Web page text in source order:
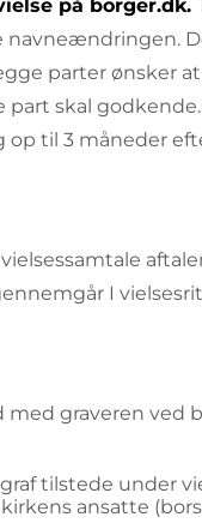
på borger.dk.
parter ønsker
part skal
op til 3 måneder
I
med graveren ved
tilstede under
ansatte